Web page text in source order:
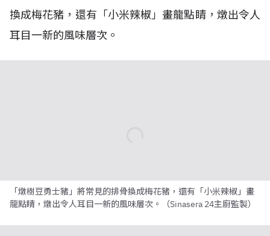
換成梅花豬，還有「小米辣椒」畫龍點睛，燉出令人
耳目一新的風味層次。
「燉樹豆勇士豬」將常見的排骨換成梅花豬，還有「小米辣椒」畫
龍點睛，燉出令人耳目一新的風味層次。（Sinasera 24主廚監製）